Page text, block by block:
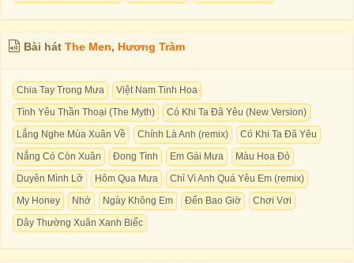
Bài hát The Men, Hương Tràm
Chia Tay Trong Mưa
Việt Nam Tinh Hoa
Tình Yêu Thần Thoại (The Myth)
Có Khi Ta Đã Yêu (New Version)
Lắng Nghe Mùa Xuân Về
Chính Là Anh (remix)
Có Khi Ta Đã Yêu
Nắng Có Còn Xuân
Đong Tình Em Gái Mưa
Màu Hoa Đỏ
Duyên Mình Lỡ
Hôm Qua Mưa
Chỉ Vì Anh Quá Yêu Em (remix)
My Honey
Nhớ Ngày Không Em Đến Bao Giờ
Chơi Vơi
Dây Thường Xuân Xanh Biếc